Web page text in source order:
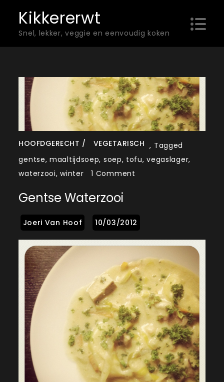
content
Kikkererwt
Snel, lekker, veggie en eenvoudig koken
HOOFDGERECHT ,
VEGETARISCH
Tagged
gentse,maaltijdsoep, soep, tofu,vegaslager,
waterzooi,winter 1 Comment
Gentse Waterzooi